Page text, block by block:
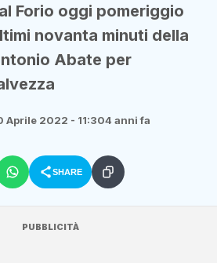
Forio oggi pomeriggio
novanta minuti della
Abate per
Aprile 2022 - 11:304 anni fa
SHARE
PUBBLICITÀ